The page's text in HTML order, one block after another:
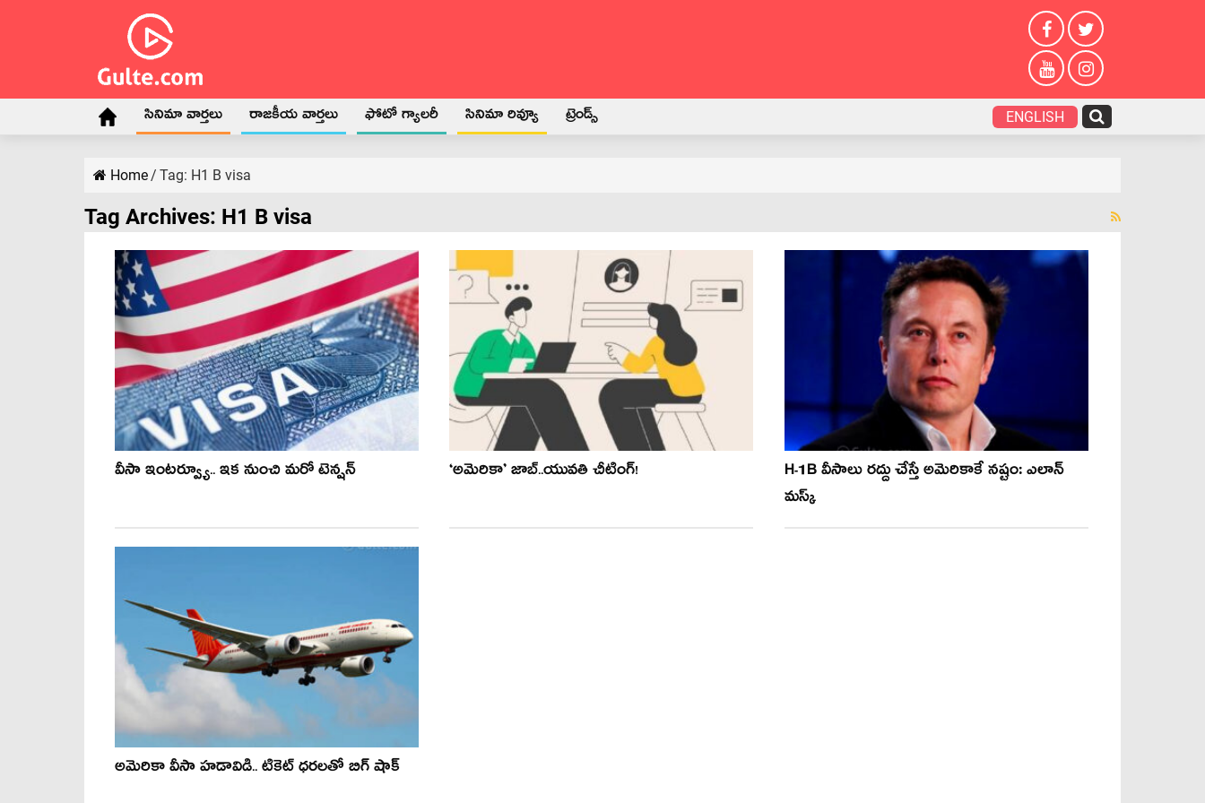
సినిమా వార్తలు రాజకీయ వార్తలు ఫోటో గ్యాలరీ సినిమా రివ్యూ ట్రెండ్స్ ENGLISH
Home/ Tag: H1 B visa
Tag Archives: H1 B visa
వీసా ఇంటర్వ్యూ.. ఇక నుంచి మరో టెన్షన్ ‘అమెరికా’ జాబ్..యువతి చీటింగ్!
H-1B వీసాలు రద్దు చేస్తే అమెరికాకే నష్టం: ఎలాన్
మస్క్
అమెరికా వీసా హడావిడి.. టికెట్ ధరలతో బిగ్ షాక్